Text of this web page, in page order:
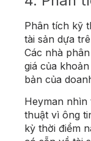
Phân tích kỹ
tài sản dựa
Các nhà
giá của
bản của
Heyman
thuật vì ông
kỳ thời điểm